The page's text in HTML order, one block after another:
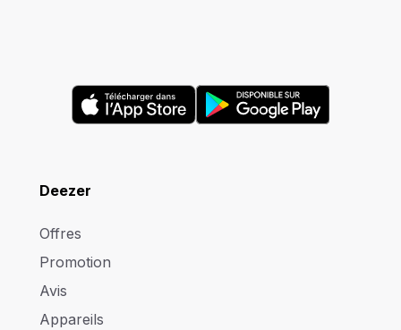
Deezer
Offres
Promotion
Avis
Appareils